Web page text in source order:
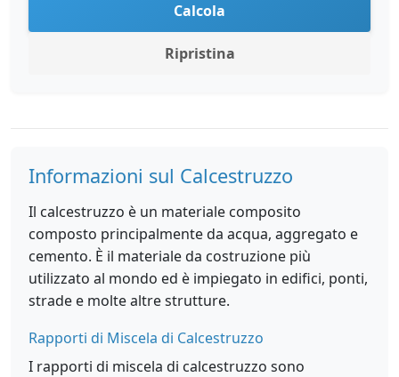
Calcola
Ripristina
Informazioni sul Calcestruzzo
Il calcestruzzo è un materiale composito
composto principalmente da acqua, aggregato e
cemento. È il materiale da costruzione più
utilizzato al mondo ed è impiegato in edifici, ponti,
strade e molte altre strutture.
Rapporti di Miscela di Calcestruzzo
I rapporti di miscela di calcestruzzo sono